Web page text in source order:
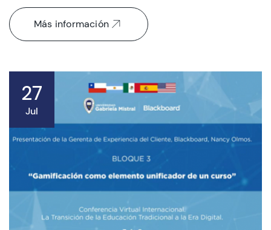
Contacto y Horarios
modo claro
Más información
27
Jul